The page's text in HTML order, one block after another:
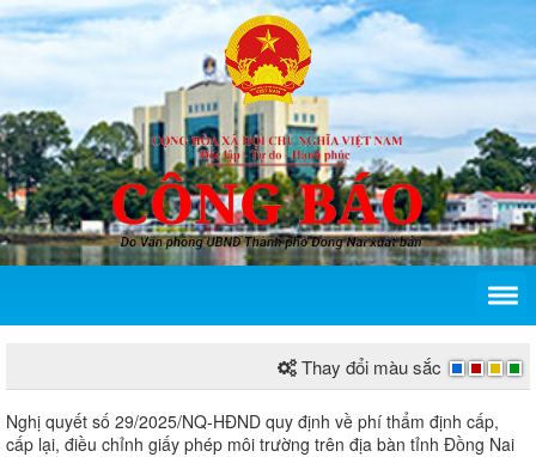
Thay đổi màu sắc
Nghị quyết số 29/2025/NQ-HĐND quy định về phí
Nghị quyết số 29/2025/NQ-HĐND quy định về phí thẩm định cấp,
cấp lại, điều chỉnh giấy phép môi trường trên địa bàn tỉnh Đồng Nai